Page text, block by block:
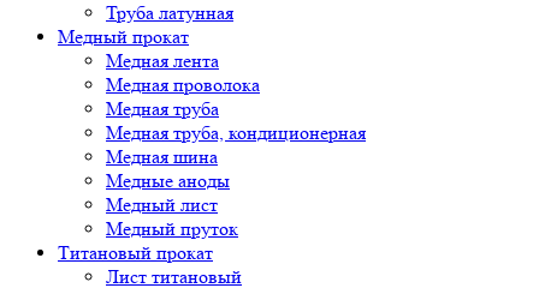
Труба латунная
Медный прокат
Медная лента
Медная проволока
Медная труба
Медная труба, кондиционерная
Медная шина
Медные аноды
Медный лист
Медный пруток
Титановый прокат
Лист титановый